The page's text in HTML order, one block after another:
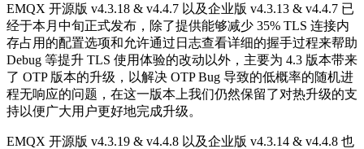
EMQX 开源版 v4.3.18 & v4.4.7 以及企业版 v4.3.13 & v4.4.7 已
经于本月中旬正式发布，除了提供能够减少 35% TLS 连接内
存占用的配置选项和允许通过日志查看详细的握手过程来帮助
Debug 等提升 TLS 使用体验的改动以外，主要为 4.3 版本带来
了 OTP 版本的升级，以解决 OTP Bug 导致的低概率的随机进
程无响应的问题，在这一版本上我们仍然保留了对热升级的支
持以便广大用户更好地完成升级。
EMQX 开源版 v4.3.19 & v4.4.8 以及企业版 v4.3.14 & v4.4.8 也